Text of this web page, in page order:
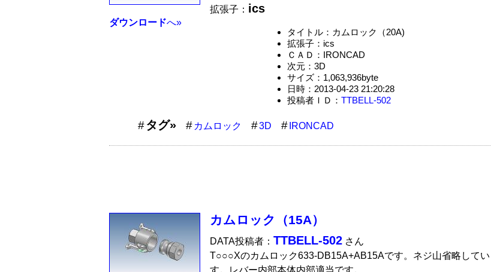
ダウンロードへ»
拡張子： ics
タイトル：カムロック（20A)
拡張子：ics
ＣＡＤ：IRONCAD
次元：3D
サイズ：1,063,936byte
日時：2013-04-23 21:20:28
投稿者ＩＤ： TTBELL-502
タグ» カムロック 3D IRONCAD
カムロック（15A）
DATA投稿者： TTBELL-502 さん
T○○○Xのカムロック633-DB15A+AB15Aです。ネジ山省略してい
す。レバー内部本体内部適当です。